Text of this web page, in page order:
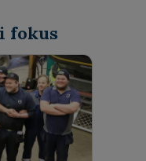
fokus